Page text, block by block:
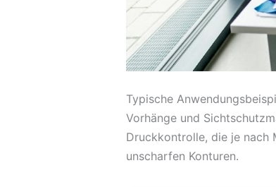
Typische
Vorhänge und
Druckkontrolle, die je nach
unscharfen Konturen.